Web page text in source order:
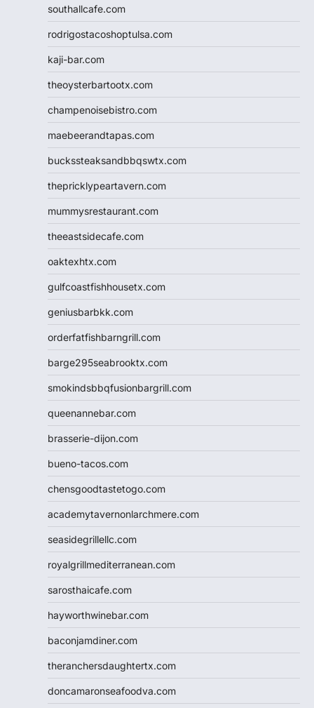
southallcafe.com
rodrigostacoshoptulsa.com
kaji-bar.com
theoysterbartootx.com
champenoisebistro.com
maebeerandtapas.com
buckssteaksandbbqswtx.com
thepricklypeartavern.com
mummysrestaurant.com
theeastsidecafe.com
oaktexhtx.com
gulfcoastfishhousetx.com
geniusbarbkk.com
orderfatfishbarngrill.com
barge295seabrooktx.com
smokindsbbqfusionbargrill.com
queenannebar.com
brasserie-dijon.com
bueno-tacos.com
chensgoodtastetogo.com
academytavernonlarchmere.com
seasidegrillellc.com
royalgrillmediterranean.com
sarosthaicafe.com
hayworthwinebar.com
baconjamdiner.com
theranchersdaughtertx.com
doncamaronseafoodva.com